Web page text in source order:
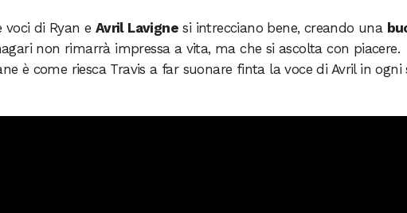
voci di Ryan e Avril Lavignesi intrecciano bene, creando una
non rimarrà impressa a vita, ma che si ascolta con piacere.
è come riesca Travis a far suonare finta la voce di Avril in ogni